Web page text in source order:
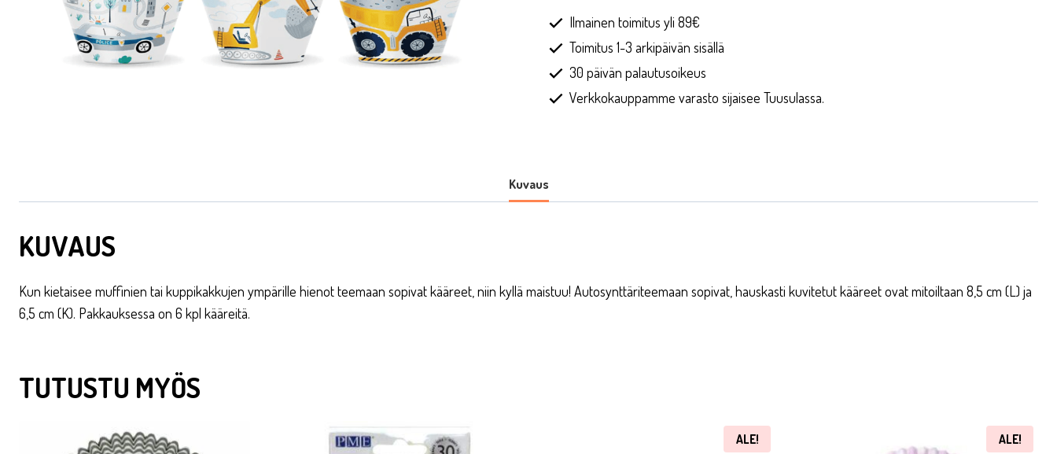
-
Autot
koneet
määrä
Ilmainen toimitus yli 89€
Toimitus 1-3 arkipäivän sisällä
30 päivän palautusoikeus
Verkkokauppamme varasto sijaisee Tuusulassa.
Kuvaus
KUVAUS
Kun kietaisee muffinien tai kuppikakkujen ympärille hienot teemaan sopivat kääreet, niin kyllä maistuu! Autosynttäriteemaan sopivat, hauskasti kuvitetut kääreet ovat mitoiltaan 8,5 cm (L) ja
6,5 cm (K). Pakkauksessa on 6 kpl kääreitä.
TUTUSTU MYÖS
ALE! ALE!